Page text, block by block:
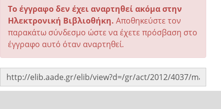
Το έγγραφο δεν έχει αναρτηθεί ακόμα στην
Ηλεκτρονική Βιβλιοθήκη. Αποθηκεύστε τον
παρακάτω σύνδεσμο ώστε να έχετε πρόσβαση στο
έγγραφο αυτό όταν αναρτηθεί.